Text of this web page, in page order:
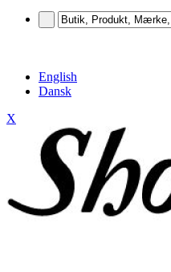
English
Dansk
X